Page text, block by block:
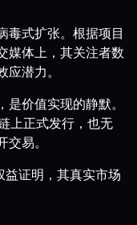
毒式扩张。根据项目
媒体上，其关注者数
潜力。
价值实现的静默。
上正式发行，也无
易。
益证明，其真实市场